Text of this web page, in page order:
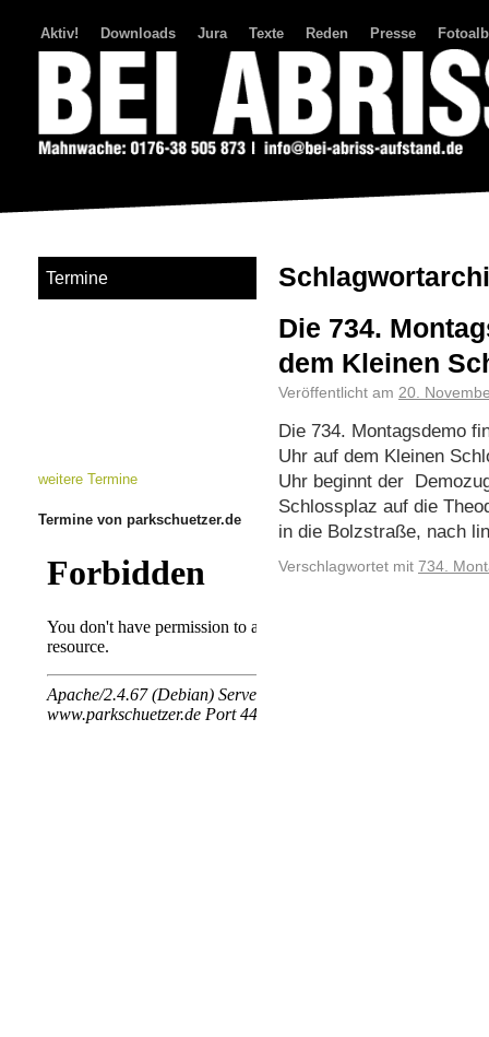
Aktiv! Downloads Jura Texte Reden Presse
Die 734.
dem Kleinen
Veröffentlicht am 20.
Die 734. Montagsdemo
Uhr auf dem Kleinen
Uhr beginnt der
Schlossplaz auf die
in die Bolzstraße, nach
Verschlagwortet mit 734.
Termine
weitere Termine
Termine von parkschuetzer.de